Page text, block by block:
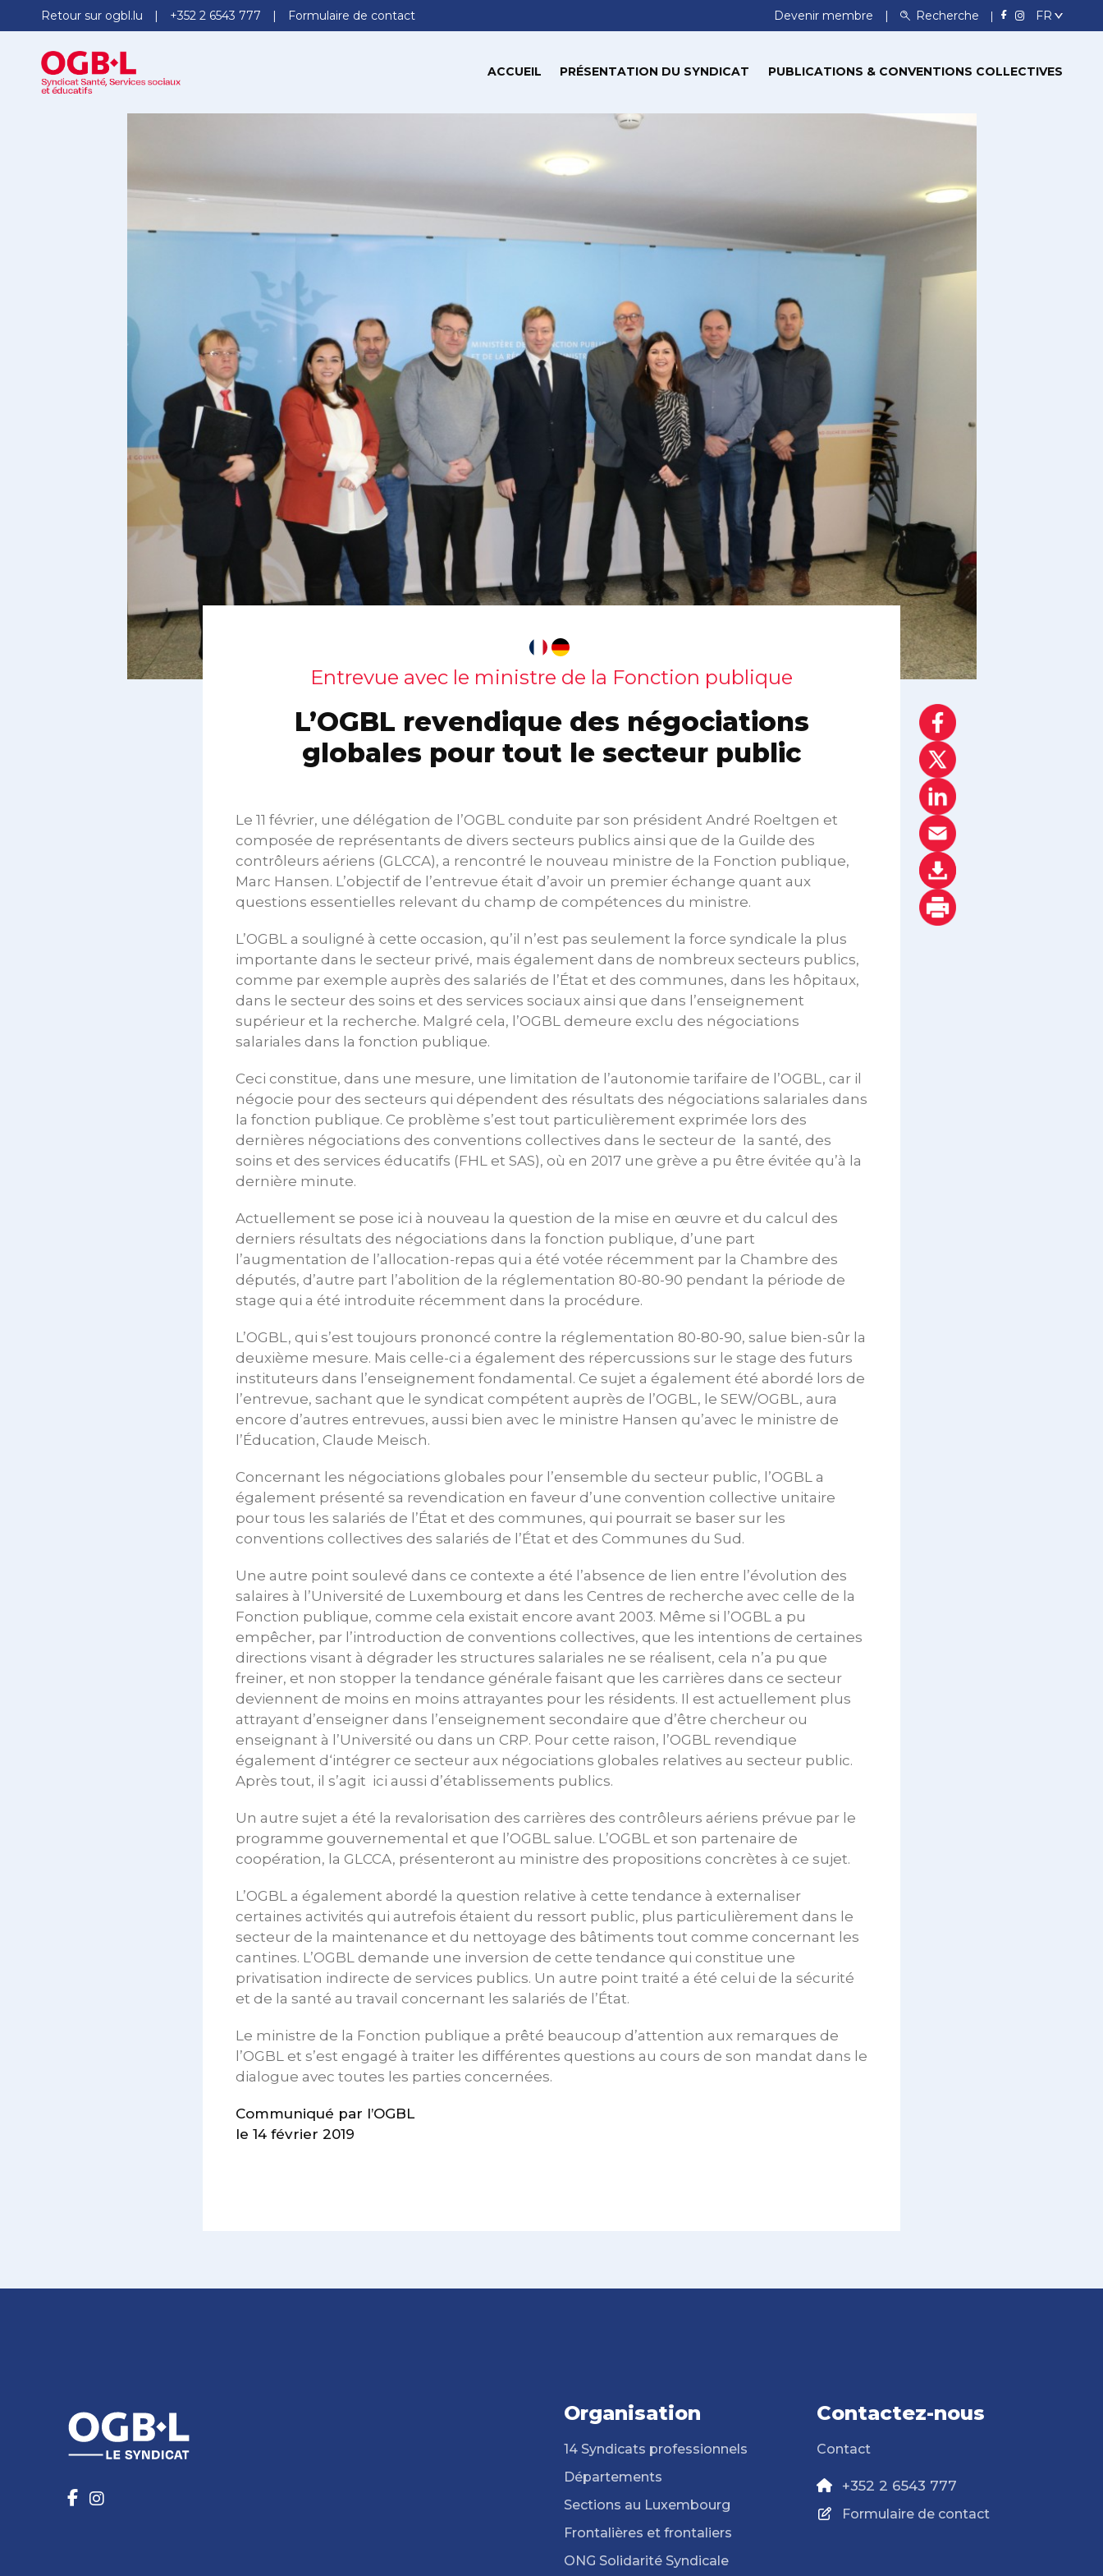
Retour sur ogbl.lu +352 2 6543 777 Formulaire de contact Devenir membre Recherche
ACCUEIL PRÉSENTATION DU SYNDICAT PUBLICATIONS & CONVENTIONS COLLECTIVES
Entrevue avec le ministre de la Fonction publique
L’OGBL revendique des négociations
globales pour tout le secteur public
Le 11 février, une délégation de l’OGBL conduite par son président André Roeltgen et
composée de représentants de divers secteurs publics ainsi que de la Guilde des
contrôleurs aériens (GLCCA), a rencontré le nouveau ministre de la Fonction publique,
Marc Hansen. L’objectif de l’entrevue était d’avoir un premier échange quant aux
questions essentielles relevant du champ de compétences du ministre.
L’OGBL a souligné à cette occasion, qu’il n’est pas seulement la force syndicale la plus
importante dans le secteur privé, mais également dans de nombreux secteurs publics,
comme par exemple auprès des salariés de l’État et des communes, dans les hôpitaux,
dans le secteur des soins et des services sociaux ainsi que dans l’enseignement
supérieur et la recherche. Malgré cela, l’OGBL demeure exclu des négociations
salariales dans la fonction publique.
Ceci constitue, dans une mesure, une limitation de l’autonomie tarifaire de l’OGBL, car il
négocie pour des secteurs qui dépendent des résultats des négociations salariales dans
la fonction publique. Ce problème s’est tout particulièrement exprimée lors des
dernières négociations des conventions collectives dans le secteur de la santé, des
soins et des services éducatifs (FHL et SAS), où en 2017 une grève a pu être évitée qu’à la
dernière minute.
Actuellement se pose ici à nouveau la question de la mise en œuvre et du calcul des
derniers résultats des négociations dans la fonction publique, d’une part
l’augmentation de l’allocation-repas qui a été votée récemment par la Chambre des
députés, d’autre part l’abolition de la réglementation 80-80-90 pendant la période de
stage qui a été introduite récemment dans la procédure.
L’OGBL, qui s’est toujours prononcé contre la réglementation 80-80-90, salue bien-sûr la
deuxième mesure. Mais celle-ci a également des répercussions sur le stage des futurs
instituteurs dans l’enseignement fondamental. Ce sujet a également été abordé lors de
l’entrevue, sachant que le syndicat compétent auprès de l’OGBL, le SEW/OGBL, aura
encore d’autres entrevues, aussi bien avec le ministre Hansen qu’avec le ministre de
l’Éducation, Claude Meisch.
Concernant les négociations globales pour l’ensemble du secteur public, l’OGBL a
également présenté sa revendication en faveur d’une convention collective unitaire
pour tous les salariés de l’État et des communes, qui pourrait se baser sur les
conventions collectives des salariés de l’État et des Communes du Sud.
Une autre point soulevé dans ce contexte a été l’absence de lien entre l’évolution des
salaires à l’Université de Luxembourg et dans les Centres de recherche avec celle de la
Fonction publique, comme cela existait encore avant 2003. Même si l’OGBL a pu
empêcher, par l’introduction de conventions collectives, que les intentions de certaines
directions visant à dégrader les structures salariales ne se réalisent, cela n’a pu que
freiner, et non stopper la tendance générale faisant que les carrières dans ce secteur
deviennent de moins en moins attrayantes pour les résidents. Il est actuellement plus
attrayant d’enseigner dans l’enseignement secondaire que d’être chercheur ou
enseignant à l’Université ou dans un CRP. Pour cette raison, l’OGBL revendique
également d‘intégrer ce secteur aux négociations globales relatives au secteur public.
Après tout, il s’agit ici aussi d’établissements publics.
Un autre sujet a été la revalorisation des carrières des contrôleurs aériens prévue par le
programme gouvernemental et que l’OGBL salue. L’OGBL et son partenaire de
coopération, la GLCCA, présenteront au ministre des propositions concrètes à ce sujet.
L’OGBL a également abordé la question relative à cette tendance à externaliser
certaines activités qui autrefois étaient du ressort public, plus particulièrement dans le
secteur de la maintenance et du nettoyage des bâtiments tout comme concernant les
cantines. L’OGBL demande une inversion de cette tendance qui constitue une
privatisation indirecte de services publics. Un autre point traité a été celui de la sécurité
et de la santé au travail concernant les salariés de l’État.
Le ministre de la Fonction publique a prêté beaucoup d’attention aux remarques de
l’OGBL et s’est engagé à traiter les différentes questions au cours de son mandat dans le
dialogue avec toutes les parties concernées.
Communiqué par l’OGBL
le 14 février 2019
Organisation
14 Syndicats professionnels
Départements
Sections au Luxembourg
Frontalières et frontaliers
ONG Solidarité Syndicale
Contactez-nous
Contact
+352 2 6543 777
Formulaire de contact